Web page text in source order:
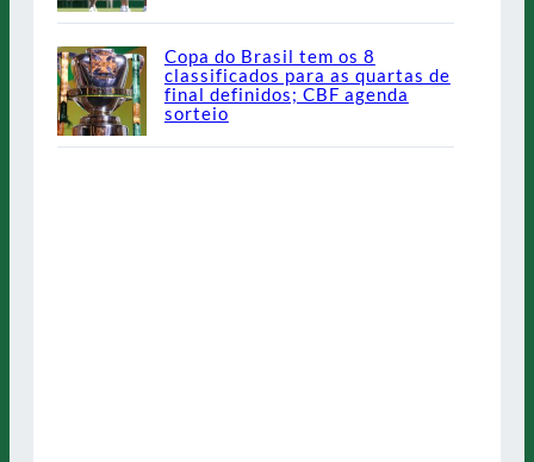
Copa do Brasil tem os 8
classificados para as quartas de
final definidos; CBF agenda
sorteio